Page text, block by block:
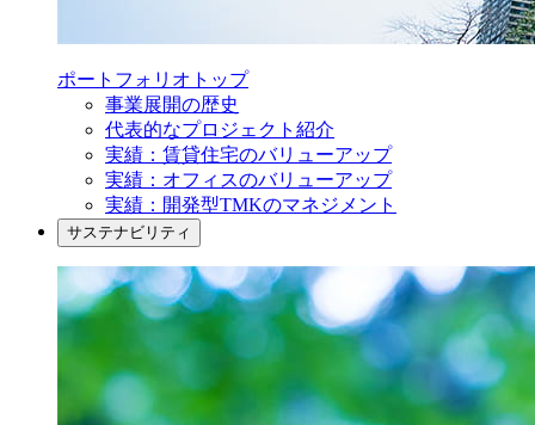
ポートフォリオ トップ
事業展開の歴史
代表的なプロジェクト紹介
実績：賃貸住宅のバリューアップ
実績：オフィスのバリューアップ
実績：開発型TMKのマネジメント
サステナビリティ